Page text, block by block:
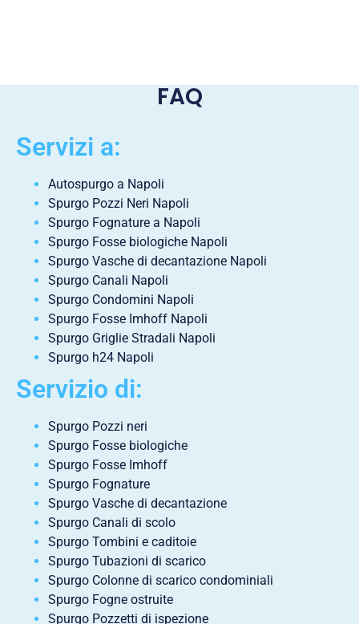
FAQ
Servizi a:
Autospurgo a Napoli
Spurgo Pozzi Neri Napoli
Spurgo Fognature a Napoli
Spurgo Fosse biologiche Napoli
Spurgo Vasche di decantazione Napoli
Spurgo Canali Napoli
Spurgo Condomini Napoli
Spurgo Fosse Imhoff Napoli
Spurgo Griglie Stradali Napoli
Spurgo h24 Napoli
Servizio di:
Spurgo Pozzi neri
Spurgo Fosse biologiche
Spurgo Fosse Imhoff
Spurgo Fognature
Spurgo Vasche di decantazione
Spurgo Canali di scolo
Spurgo Tombini e caditoie
Spurgo Tubazioni di scarico
Spurgo Colonne di scarico condominiali
Spurgo Fogne ostruite
Spurgo Pozzetti di ispezione